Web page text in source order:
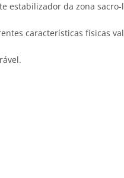
estabilizador da zona
características físicas